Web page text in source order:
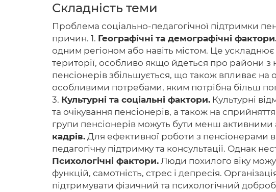
Складність теми
Проблема соціально-педагогічної підтримки
причин. 1. Географічні та демографічні
одним регіоном або навіть містом. Це ускладнює
території, особливо якщо йдеться про райони з
пенсіонерів збільшується, що також впливає на
особливими потребами, яким потрібна більш
3. Культурні та соціальні фактори. Культурні
та очікування пенсіонерів, а також на
групи пенсіонерів можуть бути менш
кадрів. Для ефективної роботи з пенсіонерами
педагогічну підтримку та консультації. Однак
Психологічні фактори. Люди похилого віку
функцій, самотність, стрес і депресія.
підтримувати фізичний та психологічний